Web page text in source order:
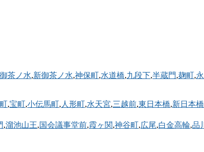
御茶ノ水,新御茶ノ水,神保町,水道橋,九段下,半蔵門,麹町,
,宝町,小伝馬町, 人形町,水天宮,三越前,東日本橋,新日本橋
,溜池山王,国会議事堂前,霞ヶ関,神谷町,広尾,白金高輪,品川